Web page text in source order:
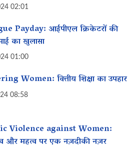
02:01
Payday: आईपीएल क्रिकेटरों की
का खुलासा
01:00
Women: वित्तीय शिक्षा का उपहार
08:58
Violence against Women:
और महत्व पर एक नज़दीकी नज़र